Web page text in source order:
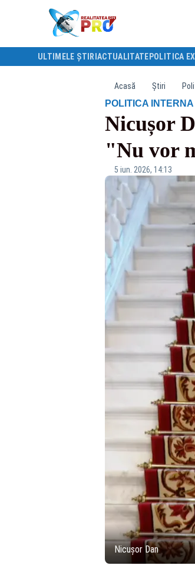
ULTIMELE ȘTIRI ACTUALITATE POLITICA
Acasă Știri
POLITICA
Nicușor
"Nu vor
5 iun. 2026, 14:13
Nicușor Dan